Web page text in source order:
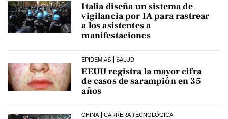
Italia diseña un sistema de
vigilancia por IA para rastrear
a los asistentes a
manifestaciones
EPIDEMIAS SALUD
EEUU registra la mayor cifra
de casos de sarampión en 35
años
CHINA CARRERA TECNOLÓGICA